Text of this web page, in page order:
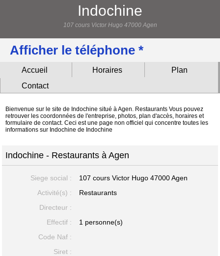
Indochine
107 cours Victor Hugo 47000 Agen
Afficher le téléphone *
Accueil Horaires
Plan
Contact
Bienvenue sur le site de Indochine situé à Agen. Restaurants Vous pouvez
retrouver les coordonnées de l'entreprise, photos, plan d'accès, horaires et
formulaire de contact. Ceci est une page non officiel qui concentre toutes les
informations sur Indochine de Indochine
Indochine - Restaurants à Agen
Siege social : 107 cours Victor Hugo47000 Agen
Activité(s) :
Restaurants
Directeur :
Effectif :
1 personne(s)
Code Naf :
Siret :